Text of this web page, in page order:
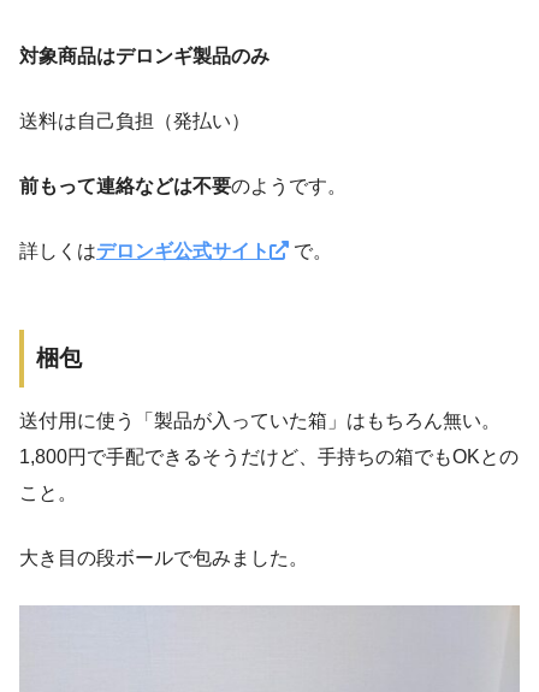
対象商品はデロンギ製品のみ
送料は自己負担（発払い）
前もって連絡などは不要のようです。
詳しくはデロンギ公式サイト で。
梱包
送付用に使う「製品が入っていた箱」はもちろん無い。
1,800円で手配できるそうだけど、手持ちの箱でもOKとの
こと。
大き目の段ボールで包みました。